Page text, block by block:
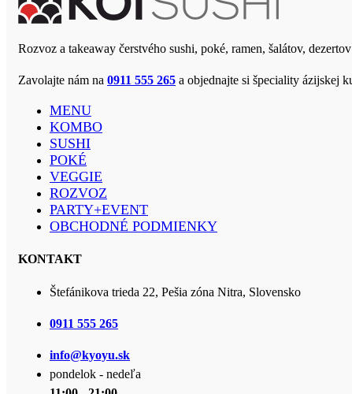
Rozvoz a takeaway čerstvého sushi, poké, ramen, šalátov,
Zavolajte nám na 0911 555 265 a objednajte si špeciality ázijskej
MENU
KOMBO
SUSHI
POKÉ
VEGGIE
ROZVOZ
PARTY+EVENT
OBCHODNÉ PODMIENKY
KONTAKT
Štefánikova trieda 22, Pešia zóna Nitra, Slovensko
0911 555 265
info@kyoyu.sk
pondelok - nedeľa